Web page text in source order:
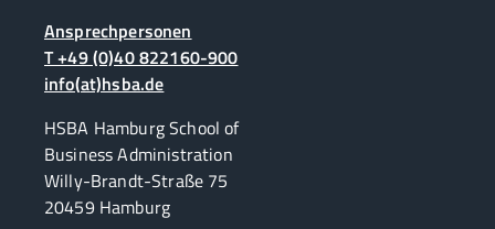
Ansprechpersonen
T +49 (0)40 822160-900
info(at)hsba.de
HSBA Hamburg School of
Business Administration
Willy-Brandt-Straße 75
20459 Hamburg